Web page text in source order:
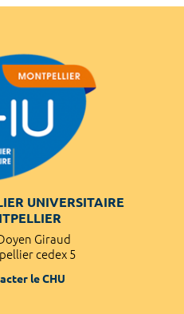
UNIVERSITAIRE
Giraud
cedex 5
le CHU